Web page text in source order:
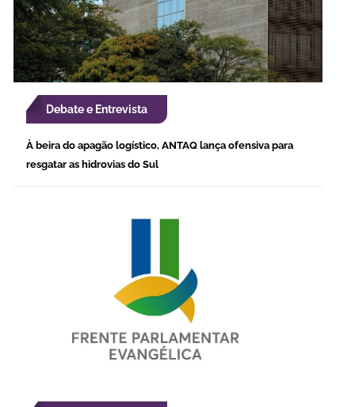
Debate e Entrevista
À beira do apagão logístico, ANTAQ lança ofensiva para
resgatar as hidrovias do Sul